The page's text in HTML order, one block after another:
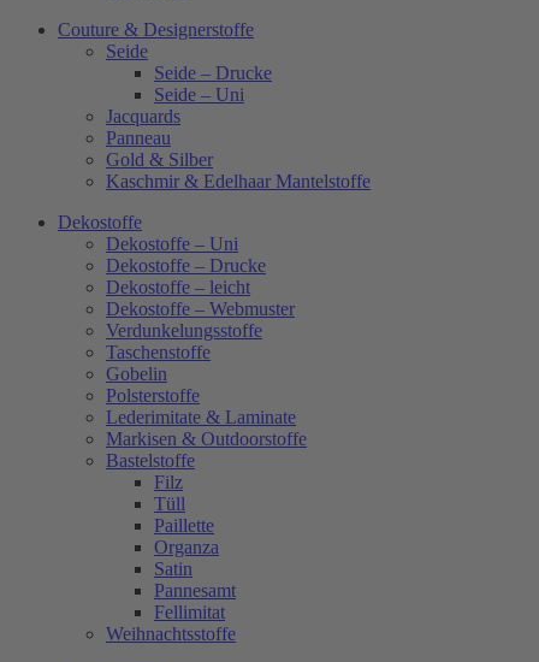
Couture & Designerstoffe
Seide
Seide – Drucke
Seide – Uni
Jacquards
Panneau
Gold & Silber
Kaschmir & Edelhaar Mantelstoffe
Dekostoffe
Dekostoffe – Uni
Dekostoffe – Drucke
Dekostoffe – leicht
Dekostoffe – Webmuster
Verdunkelungsstoffe
Taschenstoffe
Gobelin
Polsterstoffe
Lederimitate & Laminate
Markisen & Outdoorstoffe
Bastelstoffe
Filz
Tüll
Paillette
Organza
Satin
Pannesamt
Fellimitat
Weihnachtsstoffe